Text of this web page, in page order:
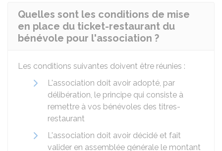
Quelles sont les conditions de mise
en place du ticket-restaurant du
bénévole pour l'association ?
Les conditions suivantes doivent être réunies :
L'association doit avoir adopté, par
délibération, le principe qui consiste à
remettre à vos bénévoles des titres-
restaurant
L'association doit avoir décidé et fait
valider en assemblée générale le montant